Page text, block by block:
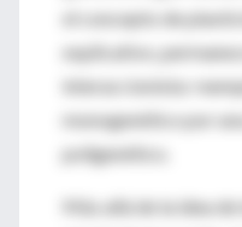
el concepto de
explicativo,
interaccionista:
monogenético por
poligenético.
Más allá de la idea